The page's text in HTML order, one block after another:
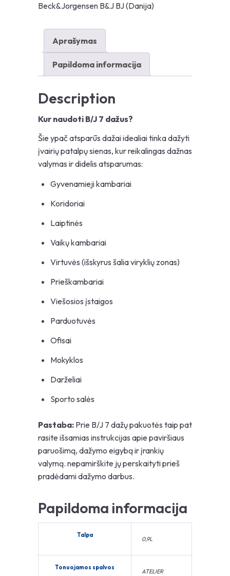
Beck&Jorgensen B&J BJ (Danija)
Aprašymas
Papildoma informacija
Description
Kur naudoti B/J 7 dažus?
Šie ypač atsparūs dažai idealiai tinka dažyti
įvairių patalpų sienas, kur reikalingas dažnas
valymas ir didelis atsparumas:
Gyvenamieji kambariai
Koridoriai
Laiptinės
Vaikų kambariai
Virtuvės (išskyrus šalia viryklių zonas)
Prieškambariai
Viešosios įstaigos
Parduotuvės
Ofisai
Mokyklos
Darželiai
Sporto salės
Pastaba: Prie B/J 7 dažų pakuotės taip pat
rasite išsamias instrukcijas apie paviršiaus
paruošimą, dažymo eigybą ir įrankių
valymą. nepamirškite jų perskaityti prieš
pradėdami dažymo darbus.
Papildoma informacija
Talpa
0,9L
Tonuojamos spalvos
ATELIER